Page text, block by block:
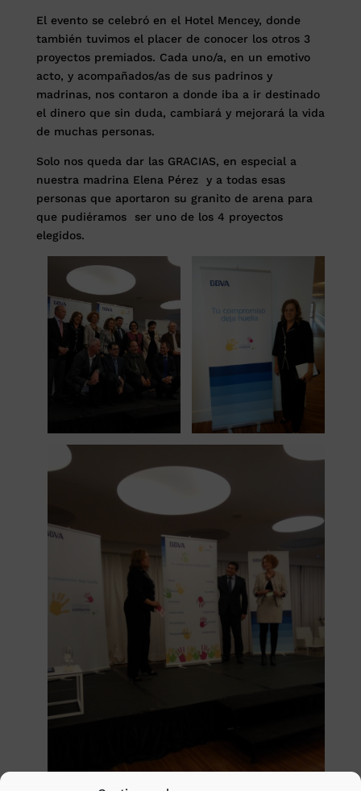
El evento se celebró en el Hotel Mencey, donde
también tuvimos el placer de conocer los otros 3
proyectos premiados. Cada uno/a, en un emotivo
acto, y acompañados/as de sus padrinos y
madrinas, nos contaron a donde iba a ir destinado
el dinero que sin duda, cambiará y mejorará la vida
de muchas personas.
Solo nos queda dar las GRACIAS, en especial a
nuestra madrina Elena Pérez y a todas esas
personas que aportaron su granito de arena para
que pudiéramos ser uno de los 4 proyectos
elegidos.